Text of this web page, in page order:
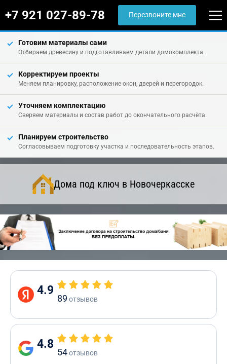
+7 921 027-89-78 Перезвоните мне
Готовим материалы сами
Отбираем древесину и подготавливаем детали домокомплекта.
Корректируем проекты
Меняем планировку, расположение окон, дверей и перегородок.
Уточняем комплектацию
Сверяем материалы и состав работ до окончательного расчёта.
Планируем строительство
Согласовываем подготовку участка и последовательность этапов.
Дома под ключ в Новочеркасске
4.9
89 отзывов
4.8
54отзывов